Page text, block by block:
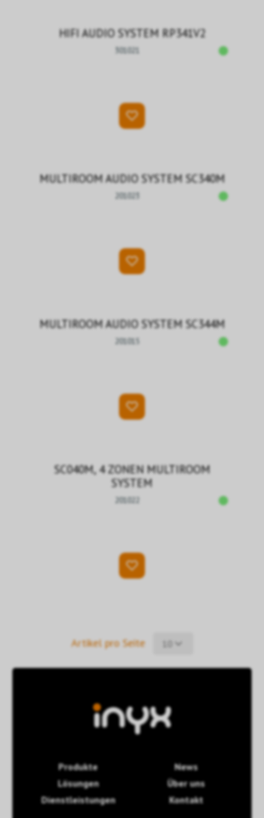
HIFI AUDIO SYSTEM RP341V2
301021
MULTIROOM AUDIO SYSTEM SC340M
201023
MULTIROOM AUDIO SYSTEM SC344M
201015
SC040M, 4 ZONEN MULTIROOM
SYSTEM
201022
Artikel pro Seite 10
Produkte
Lösungen
Dienstleistungen
News
Über uns
Kontakt